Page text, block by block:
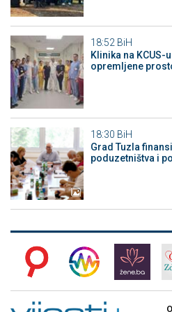
18:52 BiH
Klinika na
opremljene
18:30 BiH
Grad Tuzla
poduzetništva i